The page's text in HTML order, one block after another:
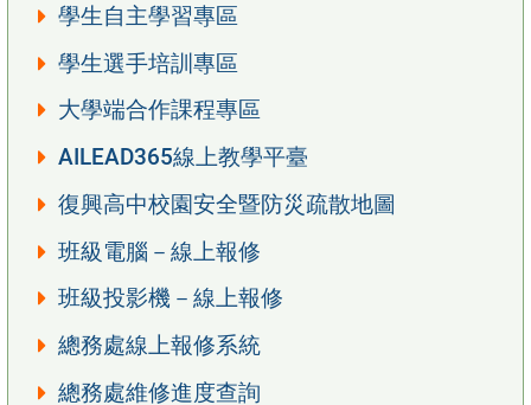
學生自主學習專區
學生選手培訓專區
大學端合作課程專區
AILEAD365線上教學平臺
復興高中校園安全暨防災疏散地圖
班級電腦－線上報修
班級投影機－線上報修
總務處線上報修系統
總務處維修進度查詢